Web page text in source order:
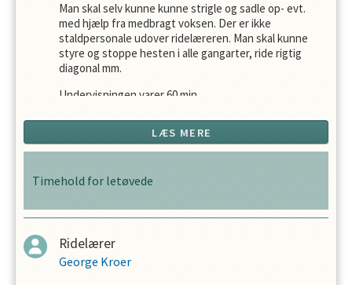
Man skal selv kunne kunne strigle og sadle op- evt.
med hjælp fra medbragt voksen. Der er ikke
staldpersonale udover ridelæreren. Man skal kunne
styre og stoppe hesten i alle gangarter, ride rigtig
diagonal mm.
Undervisningen varer 60 min.
LÆS MERE
Timehold for letøvede
Ridelærer
George Kroer